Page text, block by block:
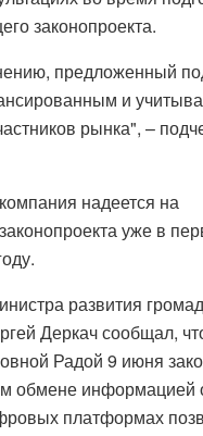
законопроекта.
предложенный
и
рынка", –
надеется на
уже в
развития
Деркач сообщал,
Радой 9 июня
обмене информацией
платформах